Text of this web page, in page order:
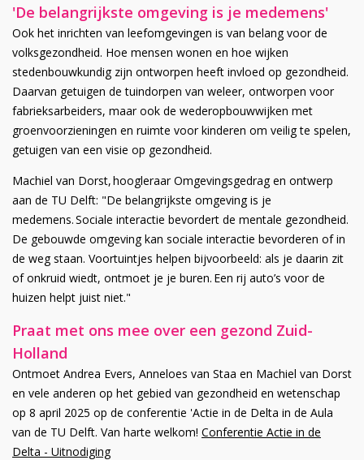
'De belangrijkste omgeving is je medemens'
Ook het inrichten van leefomgevingen is van belang voor de
volksgezondheid. Hoe mensen wonen en hoe wijken
stedenbouwkundig zijn ontworpen heeft invloed op gezondheid.
Daarvan getuigen de tuindorpen van weleer, ontworpen voor
fabrieksarbeiders, maar ook de wederopbouwwijken met
groenvoorzieningen en ruimte voor kinderen om veilig te spelen,
getuigen van een visie op gezondheid.
Machiel van Dorst, hoogleraar Omgevingsgedrag en ontwerp
aan de TU Delft: "De belangrijkste omgeving is je
medemens. Sociale interactie bevordert de mentale gezondheid.
De gebouwde omgeving kan sociale interactie bevorderen of in
de weg staan. Voortuintjes helpen bijvoorbeeld: als je daarin zit
of onkruid wiedt, ontmoet je je buren. Een rij auto’s voor de
huizen helpt juist niet."
Praat met ons mee over een gezond Zuid-
Holland
Ontmoet Andrea Evers, Anneloes van Staa en Machiel van Dorst
en vele anderen op het gebied van gezondheid en wetenschap
op 8 april 2025 op de conferentie 'Actie in de Delta in de Aula
van de TU Delft. Van harte welkom! Conferentie Actie in de
Delta - Uitnodiging